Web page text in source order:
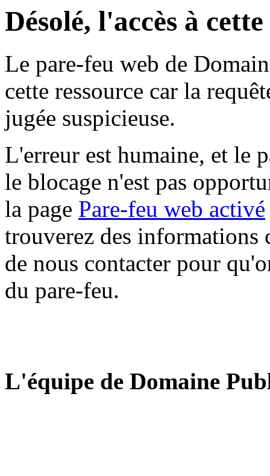
Désolé, l'accès à
Le pare-feu web de
cette ressource car la
jugée suspicieuse.
L'erreur est humaine, et le
le blocage n'est pas
la page Pare-feu web activé
trouverez des informations
de nous contacter pour
du pare-feu.
L'équipe de Domaine